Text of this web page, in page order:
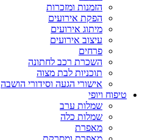
הזמנות ומזכרות
הפקת אירועים
מיתוג אירועים
עיצוב אירועים
פרחים
השכרת רכב לחתונה
תוכניות לבת מצוה
אישורי הגעה וסידורי הושבה
טיפוח ויופי
שמלות ערב
שמלות כלה
מאפרת